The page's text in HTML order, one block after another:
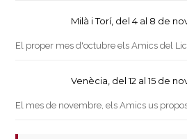
Milà i Torí, del 4 al 8 de
El proper mes d'octubre els Amics del
Venècia, del 12 al 15 de
El mes de novembre, els Amics us